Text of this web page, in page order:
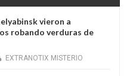
vieron a
robando verduras de
EXTRANOTIX MISTERIO